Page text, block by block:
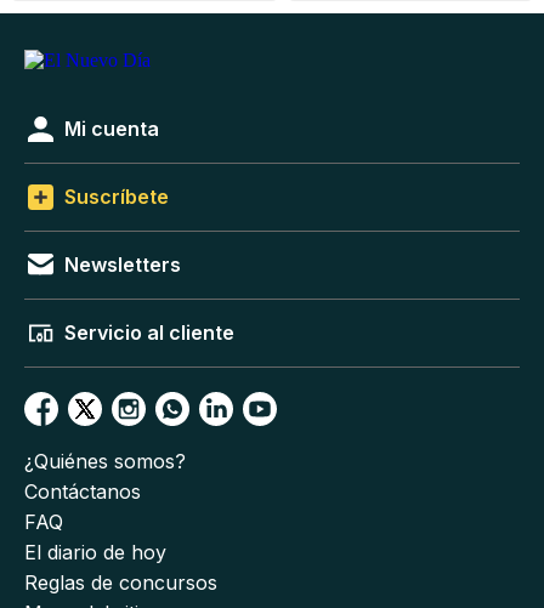
Mi cuenta
Suscríbete
Newsletters
Servicio al cliente
¿Quiénes somos?
Contáctanos
FAQ
El diario de hoy
Reglas de concursos